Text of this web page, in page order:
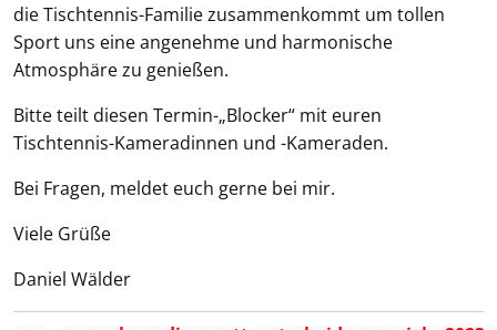
die Tischtennis-Familie zusammenkommt um tollen
Sport uns eine angenehme und harmonische
Atmosphäre zu genießen.
Bitte teilt diesen Termin-„Blocker“ mit euren
Tischtennis-Kameradinnen und -Kameraden.
Bei Fragen, meldet euch gerne bei mir.
Viele Grüße
Daniel Wälder